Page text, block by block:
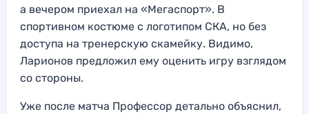
а вечером приехал на «Мегаспорт». В
спортивном костюме с логотипом СКА, но без
доступа на тренерскую скамейку. Видимо,
Ларионов предложил ему оценить игру взглядом
со стороны.
Уже после матча Профессор детально объяснил,